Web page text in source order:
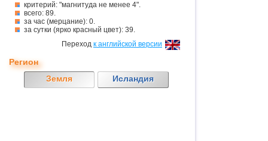
критерий: "магнитуда не менее 4".
всего: 89.
за час (мерцание): 0.
за сутки (ярко красный цвет): 39.
Переход к английской версии
Регион
Земля
Исландия